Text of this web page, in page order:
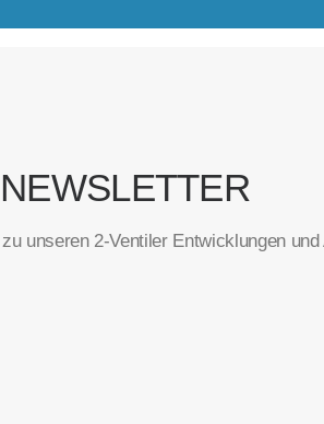
unseren 2-Ventiler Entwicklungen und